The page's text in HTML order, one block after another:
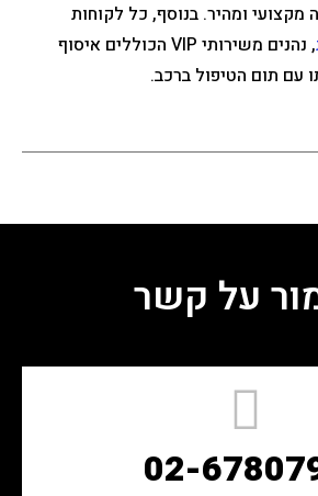
ומהיר. בנוסף, כל לקוחות
, נהנים משירותי VIP הכוללים איסוף
עם תום הטיפול ברכב.
על קשר
02-